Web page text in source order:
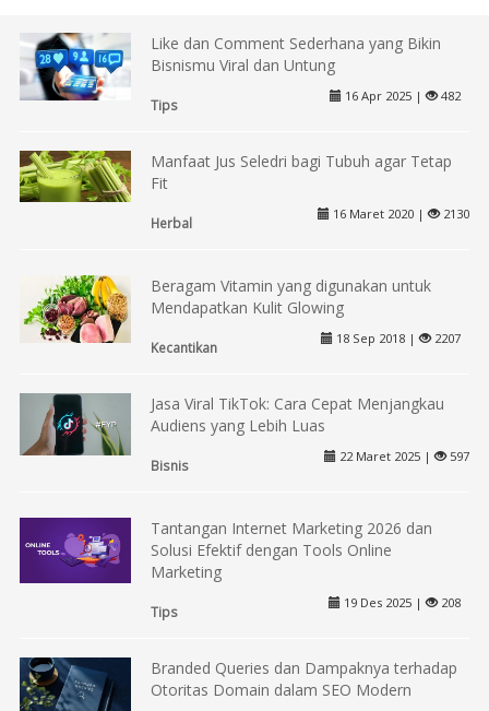
Like dan Comment Sederhana yang Bikin
Bisnismu Viral dan Untung
Tips
16 Apr 2025 | 482
Manfaat Jus Seledri bagi Tubuh agar Tetap
Fit
Herbal
16 Maret 2020 | 2130
Beragam Vitamin yang digunakan untuk
Mendapatkan Kulit Glowing
Kecantikan
18 Sep 2018 | 2207
Jasa Viral TikTok: Cara Cepat Menjangkau
Audiens yang Lebih Luas
Bisnis
22 Maret 2025 | 597
Tantangan Internet Marketing 2026 dan
Solusi Efektif dengan Tools Online
Marketing
Tips
19 Des 2025 | 208
Branded Queries dan Dampaknya terhadap
Otoritas Domain dalam SEO Modern